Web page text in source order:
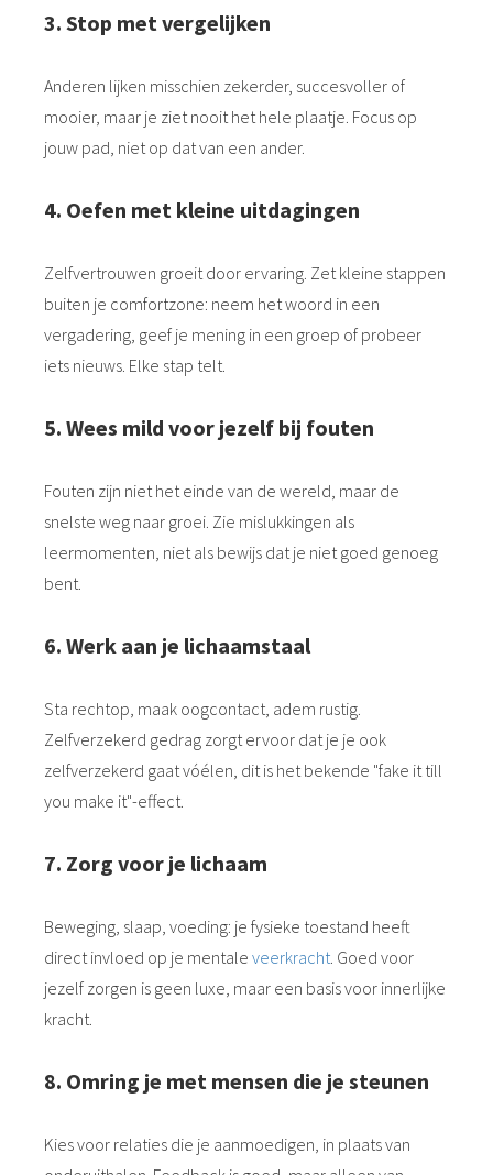
3. Stop met vergelijken
Anderen lijken misschien zekerder, succesvoller of
mooier, maar je ziet nooit het hele plaatje. Focus op
jouw pad, niet op dat van een ander.
4. Oefen met kleine uitdagingen
Zelfvertrouwen groeit door ervaring. Zet kleine stappen
buiten je comfortzone: neem het woord in een
vergadering, geef je mening in een groep of probeer
iets nieuws. Elke stap telt.
5. Wees mild voor jezelf bij fouten
Fouten zijn niet het einde van de wereld, maar de
snelste weg naar groei. Zie mislukkingen als
leermomenten, niet als bewijs dat je niet goed genoeg
bent.
6. Werk aan je lichaamstaal
Sta rechtop, maak oogcontact, adem rustig.
Zelfverzekerd gedrag zorgt ervoor dat je je ook
zelfverzekerd gaat vóélen, dit is het bekende "fake it till
you make it"-effect.
7. Zorg voor je lichaam
Beweging, slaap, voeding: je fysieke toestand heeft
direct invloed op je mentale veerkracht . Goed voor
jezelf zorgen is geen luxe, maar een basis voor innerlijke
kracht.
8. Omring je met mensen die je steunen
Kies voor relaties die je aanmoedigen, in plaats van